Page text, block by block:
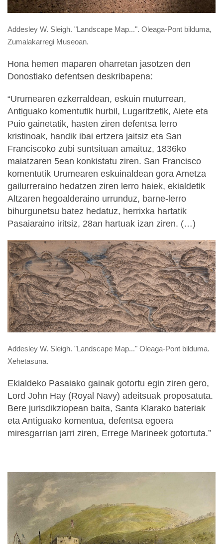
Addesley W. Sleigh. "Landscape Map...". Oleaga-Pont bilduma,
Zumalakarregi Museoan.
Hona hemen maparen oharretan jasotzen den
Donostiako defentsen deskribapena:
“Urumearen ezkerraldean, eskuin muturrean,
Antiguako komentutik hurbil, Lugaritzetik, Aiete eta
Puio gainetatik, hasten ziren defentsa lerro
kristinoak, handik ibai ertzera jaitsiz eta San
Franciscoko zubi suntsituan amaituz, 1836ko
maiatzaren 5ean konkistatu ziren. San Francisco
komentutik Urumearen eskuinaldean gora Ametza
gailurreraino hedatzen ziren lerro haiek, ekialdetik
Altzaren hegoalderaino urrunduz, barne-lerro
bihurgunetsu batez hedatuz, herrixka hartatik
Pasaiaraino iritsiz, 28an hartuak izan ziren. (…)
Addesley W. Sleigh. "Landscape Map..." Oleaga-Pont bilduma.
Xehetasuna.
Ekialdeko Pasaiako gainak gotortu egin ziren gero,
Lord John Hay (Royal Navy) adeitsuak proposatuta.
Bere jurisdikziopean baita, Santa Klarako bateriak
eta Antiguako komentua, defentsa egoera
miresgarrian jarri ziren, Errege Marineek gotortuta.”